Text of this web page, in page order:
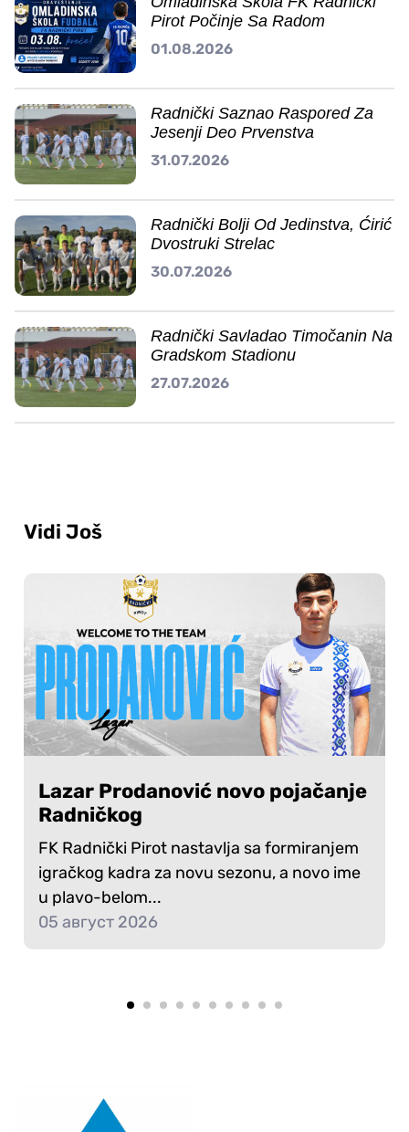
Pirot Počinje Sa Radom
01.08.2026
Radnički Saznao Raspored Za
Jesenji Deo Prvenstva
31.07.2026
Radnički Bolji Od Jedinstva, Ćirić
Dvostruki Strelac
30.07.2026
Radnički Savladao Timočanin Na
Gradskom Stadionu
27.07.2026
Vidi Još
Lazar Prodanović novo pojačanje
Radničkog
FK Radnički Pirot nastavlja sa formiranjem
igračkog kadra za novu sezonu, a novo ime
u plavo-belom...
05 август 2026